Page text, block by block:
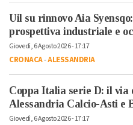
Uil su rinnovo Aia
prospettiva industriale e
Giovedì, 6 Agosto 2026 - 17:17
CRONACA-ALESSANDRIA
Coppa Italia serie D: il via
Alessandria Calcio-Asti e
Giovedì, 6 Agosto 2026 - 17:17